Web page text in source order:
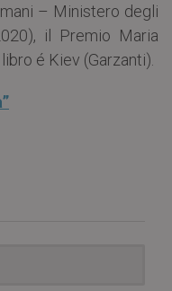
– Ministero degli
il Premio Maria
é Kiev (Garzanti).